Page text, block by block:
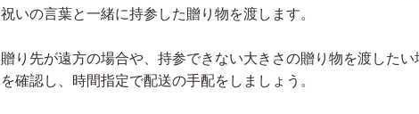
祝いの言葉と一緒に持参した贈り物を渡します。
贈り先が遠方の場合や、持参できない大きさの贈り物を渡した
を確認し、時間指定で配送の手配をしましょう。